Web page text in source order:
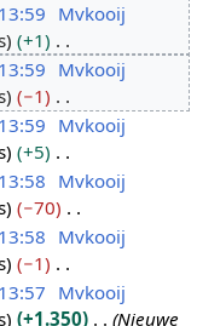
Mvkooij
+1
Mvkooij
−1
Mvkooij
+5
Mvkooij
−70
Mvkooij
−1
Mvkooij
+1.350
Nieuwe